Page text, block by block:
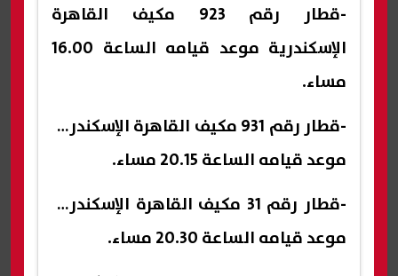
-قطار رقم 923 مكيف القاهرة
الإسكندرية موعد قيامه الساعة 16.00
مساء.
-قطار رقم 931 مكيف القاهرة الإسكندرية
موعد قيامه الساعة 20.15 مساء.
-قطار رقم 31 مكيف القاهرة الإسكندرية
موعد قيامه الساعة 20.30 مساء.